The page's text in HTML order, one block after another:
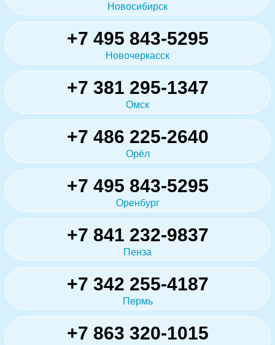
Новосибирск
+7 495 843-5295
Новочеркасск
+7 381 295-1347
Омск
+7 486 225-2640
Орёл
+7 495 843-5295
Оренбург
+7 841 232-9837
Пенза
+7 342 255-4187
Пермь
+7 863 320-1015